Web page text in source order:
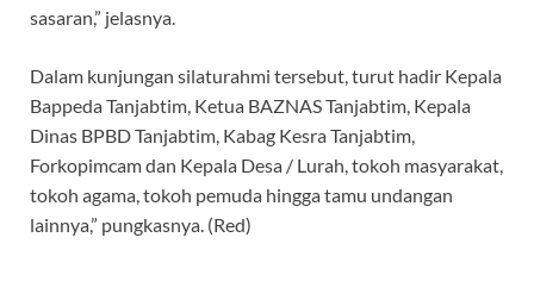
sasaran,” jelasnya.
Dalam kunjungan silaturahmi tersebut, turut hadir Kepala
Bappeda Tanjabtim, Ketua BAZNAS Tanjabtim, Kepala
Dinas BPBD Tanjabtim, Kabag Kesra Tanjabtim,
Forkopimcam dan Kepala Desa / Lurah, tokoh masyarakat,
tokoh agama, tokoh pemuda hingga tamu undangan
lainnya,” pungkasnya. (Red)